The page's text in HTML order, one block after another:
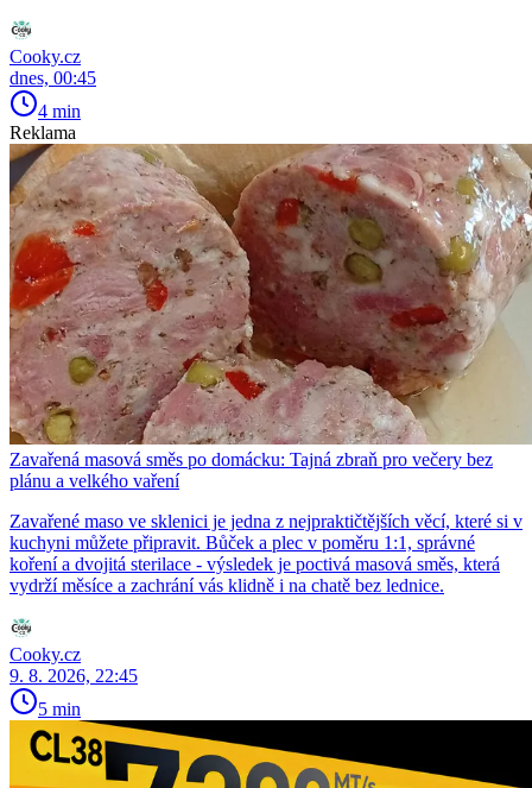
Cooky.cz
dnes, 00:45
4 min
Reklama
Zavařená masová směs po domácku: Tajná zbraň pro večery bez
plánu a velkého vaření
Zavařené maso ve sklenici je jedna z nejpraktičtějších věcí, které si v
kuchyni můžete připravit. Bůček a plec v poměru 1:1, správné
koření a dvojitá sterilace - výsledek je poctivá masová směs, která
vydrží měsíce a zachrání vás klidně i na chatě bez lednice.
Cooky.cz
9. 8. 2026, 22:45
5 min